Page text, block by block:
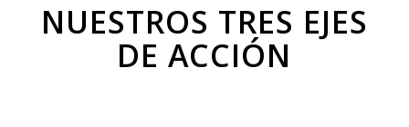
NUESTROS TRES EJES
DE ACCIÓN